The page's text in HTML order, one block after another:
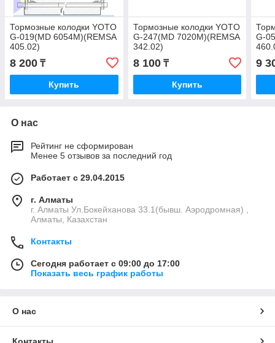
Тормозные колодки YOTO
G-019(MD 6054M)(REMSA
405.02)
8 200 ₸
Купить
Тормозные колодки YOTO
G-247(MD 7020M)(REMSA
342.02)
8 100₸
Купить
G-
9
О нас
Рейтинг не сформирован
Менее 5 отзывов за последний год
Работает с 29.04.2015
г. Алматы
г. Алматы Ул.Бокейханова 33.1(бывш. Аэродромная) ,
Алматы, Казахстан
Контакты
Сегодня работает с 09:00 до 17:00
Показать весь график работы
О нас